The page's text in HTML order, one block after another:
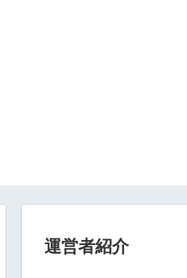
運営者紹介